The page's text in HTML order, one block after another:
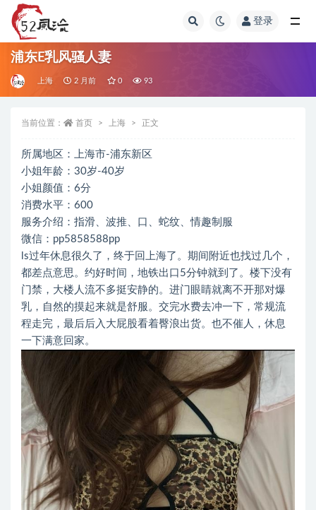
登录
浦东E乳风骚人妻
上海 2 月前 0 93
当前位置： 首页 上海 正文
所属地区：上海市-浦东新区
小姐年龄：30岁-40岁
小姐颜值：6分
消费水平：600
服务介绍：指滑、波推、口、蛇纹、情趣制服
微信：pp5858588pp
ls过年休息很久了，终于回上海了。期间附近也找过几个，
都差点意思。约好时间，地铁出口5分钟就到了。楼下没有
门禁，大楼人流不多挺安静的。进门眼睛就离不开那对爆
乳，自然的摸起来就是舒服。交完水费去冲一下，常规流
程走完，最后后入大屁股看着臀浪出货。也不催人，休息
一下满意回家。